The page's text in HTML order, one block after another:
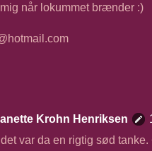
når lokummet brænder :)
Krohn Henriksen
var da en rigtig sød tanke.